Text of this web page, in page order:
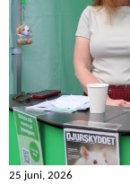
25 juni, 2026